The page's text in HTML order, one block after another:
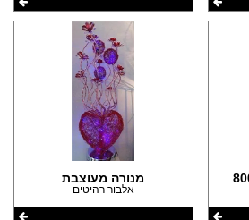
מנורה מעוצבת
אלבור רהיטים